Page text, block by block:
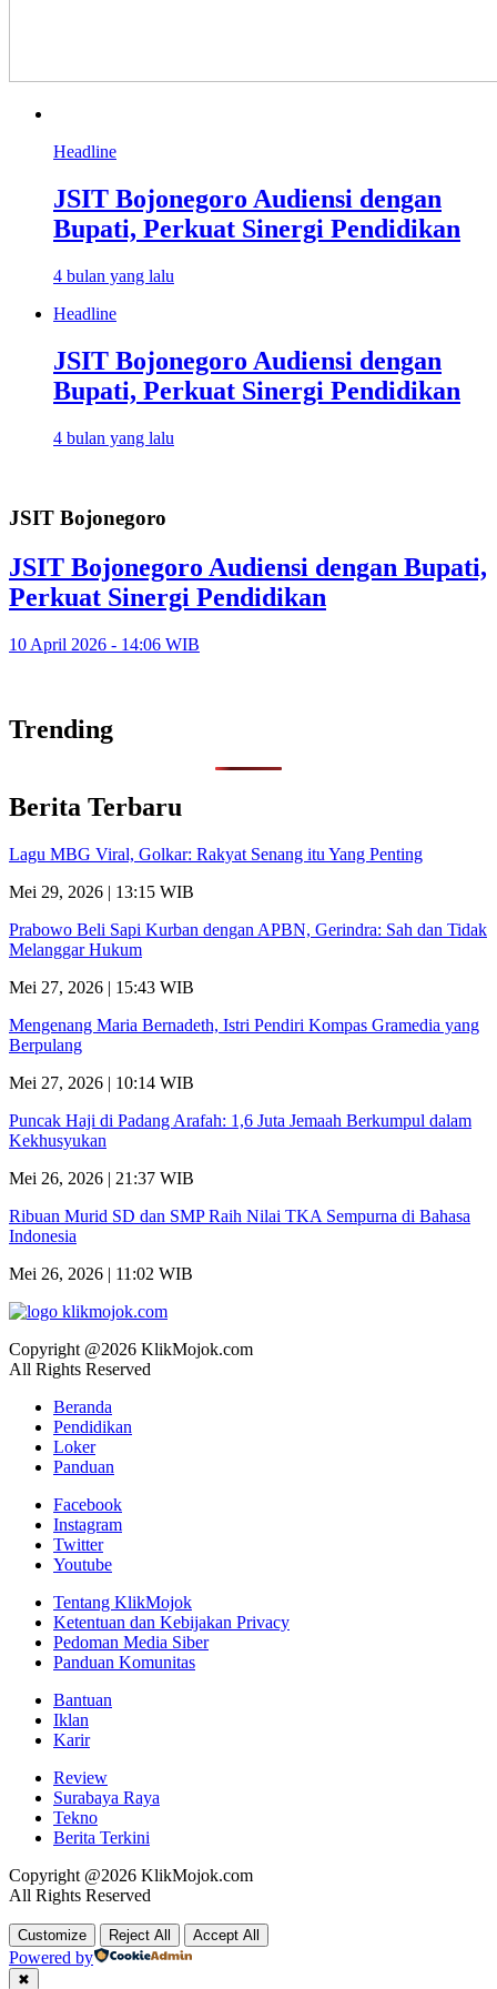
Headline
JSIT Bojonegoro Audiensi dengan
Bupati, Perkuat Sinergi Pendidikan
4 bulan yang lalu
Headline
JSIT Bojonegoro Audiensi dengan
Bupati, Perkuat Sinergi Pendidikan
4 bulan yang lalu
JSIT Bojonegoro
JSIT Bojonegoro Audiensi dengan Bupati,
Perkuat Sinergi Pendidikan
10 April 2026 - 14:06 WIB
Trending
Berita Terbaru
Lagu MBG Viral, Golkar: Rakyat Senang itu Yang Penting
Mei 29, 2026 | 13:15 WIB
Prabowo Beli Sapi Kurban dengan APBN, Gerindra: Sah dan Tidak
Melanggar Hukum
Mei 27, 2026 | 15:43 WIB
Mengenang Maria Bernadeth, Istri Pendiri Kompas Gramedia yang
Berpulang
Mei 27, 2026 | 10:14 WIB
Puncak Haji di Padang Arafah: 1,6 Juta Jemaah Berkumpul dalam
Kekhusyukan
Mei 26, 2026 | 21:37 WIB
Ribuan Murid SD dan SMP Raih Nilai TKA Sempurna di Bahasa
Indonesia
Mei 26, 2026 | 11:02 WIB
Copyright @2026 KlikMojok.com
All Rights Reserved
Beranda
Pendidikan
Loker
Panduan
Facebook
Instagram
Twitter
Youtube
Tentang KlikMojok
Ketentuan dan Kebijakan Privacy
Pedoman Media Siber
Panduan Komunitas
Bantuan
Iklan
Karir
Review
Surabaya Raya
Tekno
Berita Terkini
Copyright @2026 KlikMojok.com
All Rights Reserved
Customize Reject All Accept All
Powered by
✖